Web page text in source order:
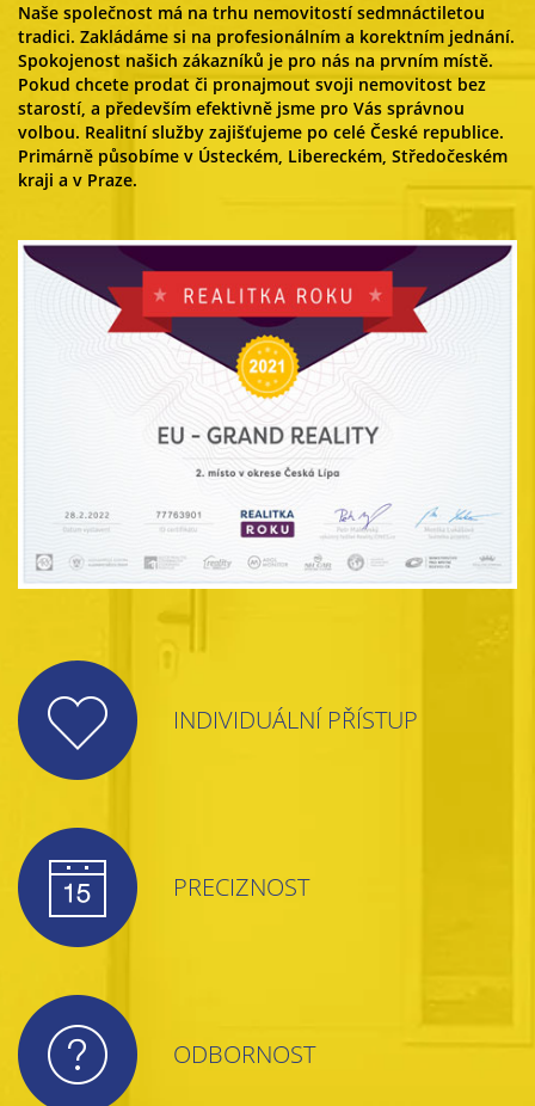
Naše společnost má na trhu nemovitostí sedmnáctiletou
tradici. Zakládáme si na profesionálním a korektním jednání.
Spokojenost našich zákazníků je pro nás na prvním místě.
Pokud chcete prodat či pronajmout svoji nemovitost bez
starostí, a především efektivně jsme pro Vás správnou
volbou. Realitní služby zajišťujeme po celé České republice.
Primárně působíme v Ústeckém, Libereckém, Středočeském
kraji a v Praze.
INDIVIDUÁLNÍ PŘÍSTUP
PRECIZNOST
ODBORNOST